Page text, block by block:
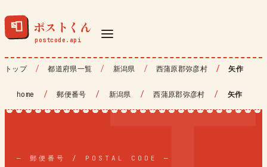
📮 ポストくん
トップ 都道府県一覧 新潟県 西蒲原郡弥彦村 矢作
home / 郵便番号 / 新潟県 / 西蒲原郡弥彦村 / 矢作
— 郵便番号 / POSTAL CODE —